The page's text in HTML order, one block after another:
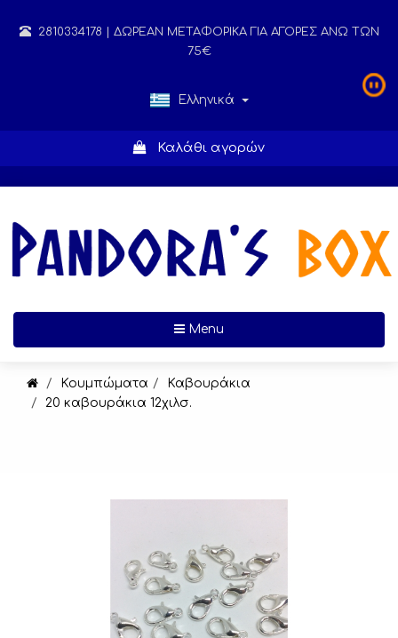
2810334178 | ΔΩΡΕΑΝ ΜΕΤΑΦΟΡΙΚΑ ΓΙΑ ΑΓΟΡΕΣ ΑΝΩ ΤΩΝ
75€
Ελληνικά
Καλάθι αγορών
Menu
Κουμπώματα
Καβουράκια
20 καβουράκια 12χιλσ.